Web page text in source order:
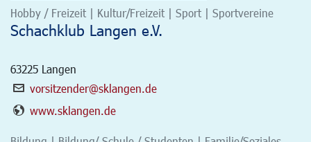
Hobby / Freizeit | Kultur/Freizeit | Sport | Sportvereine
Schachklub Langen e.V.
63225 Langen
vorsitzender@sklangen.de
www.sklangen.de